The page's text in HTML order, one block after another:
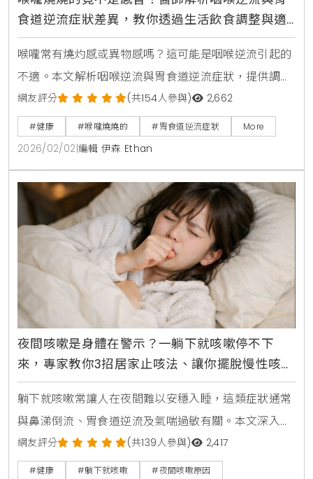
食道逆流症狀差異，教你透過生活飲食調整與適
當就醫時機改善喉嚨異物感
喉嚨常有燒灼感或異物感嗎？這可能是咽喉逆流引起的
不適。本文解析咽喉逆流與胃食道逆流症狀，提供調整
飲食、改善睡姿等自我照護方法，並提醒您當聲音沙
啞、吞嚥困難持續時，應尋求專業醫師協助，找回健康
的咽喉狀態。
網友評分 (共154人參與) 2,662
#健康 #喉嚨燒燒的 #胃食道逆流症狀 More
2026/02/02 編輯 伊森 Ethan
夜間咳嗽是身體在警示？一躺下就咳嗽停不下
來，專家教你3招居家止咳法、讓你擺脫慢性咳嗽
順利入眠
躺下就咳嗽常讓人在夜間難以安穩入睡，這類症狀通常
與鼻涕倒流、胃食道逆流及氣喘過敏有關。本文深入解
析夜間咳嗽的成因，並提供墊高枕頭、採取左側睡姿及
控制環境濕度等專業舒緩建議。掌握正確的睡眠習慣與
網友評分 (共139人參與) 2,417
#健康 #躺下就咳嗽 #夜間咳嗽原因